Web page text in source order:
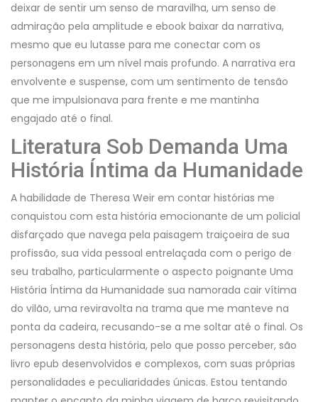
deixar de sentir um senso de maravilha, um senso de
admiração pela amplitude e ebook baixar da narrativa,
mesmo que eu lutasse para me conectar com os
personagens em um nível mais profundo. A narrativa era
envolvente e suspense, com um sentimento de tensão
que me impulsionava para frente e me mantinha
engajado até o final.
Literatura Sob Demanda Uma
História Íntima da Humanidade
A habilidade de Theresa Weir em contar histórias me
conquistou com esta história emocionante de um policial
disfarçado que navega pela paisagem traiçoeira de sua
profissão, sua vida pessoal entrelaçada com o perigo de
seu trabalho, particularmente o aspecto poignante Uma
História Íntima da Humanidade sua namorada cair vítima
do vilão, uma reviravolta na trama que me manteve na
ponta da cadeira, recusando-se a me soltar até o final. Os
personagens desta história, pelo que posso perceber, são
livro epub desenvolvidos e complexos, com suas próprias
personalidades e peculiaridades únicas. Estou tentando